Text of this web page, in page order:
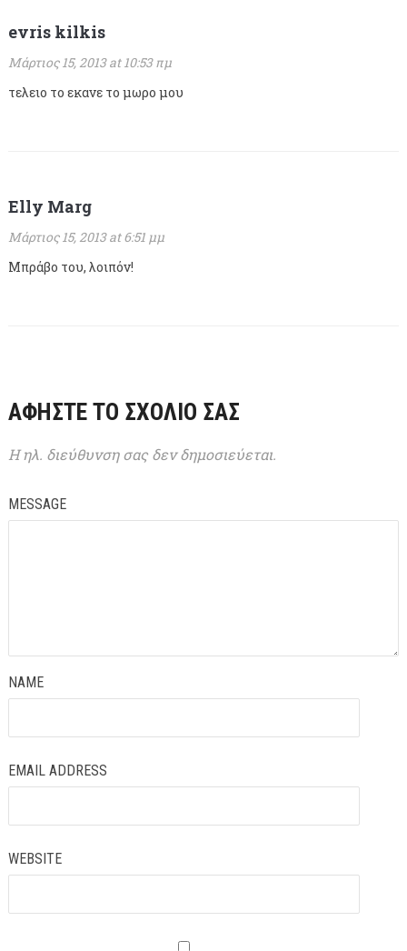
evris kilkis
Μάρτιος 15, 2013 at 10:53 πμ
τελειο το εκανε το μωρο μου
Elly Marg
Μάρτιος 15, 2013 at 6:51 μμ
Μπράβο του, λοιπόν!
ΑΦΉΣΤΕ ΤΟ ΣΧΌΛΙΌ ΣΑΣ
Η ηλ. διεύθυνση σας δεν δημοσιεύεται.
MESSAGE
NAME
EMAIL ADDRESS
WEBSITE